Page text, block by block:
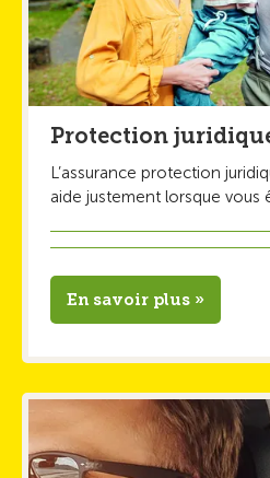
Protection
L’assurance protection
aide justement lorsque vous
En savoir plus »